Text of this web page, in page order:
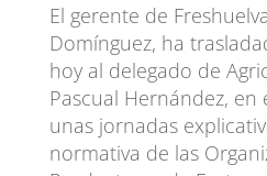
El gerente de
Domínguez, ha
hoy al delegado de
Pascual Hernández, en
unas jornadas
normativa de las